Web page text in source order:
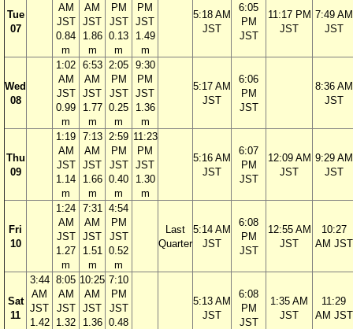
Tue
07
AM
JST
0.84
m
AM
JST
1.86
m
PM
JST
0.13
m
PM
JST
1.49
m
5:18 AM
JST
6:05
PM
JST
11:17 PM
JST
7:49 AM
JST
Wed
08
1:02
AM
JST
0.99
m
6:53
AM
JST
1.77
m
2:05
PM
JST
0.25
m
9:30
PM
JST
1.36
m
5:17 AM
JST
6:06
PM
JST
8:36 AM
JST
Thu
09
1:19
AM
JST
1.14
m
7:13
AM
JST
1.66
m
2:59
PM
JST
0.40
m
11:23
PM
JST
1.30
m
5:16 AM
JST
6:07
PM
JST
12:09 AM
JST
9:29 AM
JST
Fri
10
1:24
AM
JST
1.27
m
7:31
AM
JST
1.51
m
4:54
PM
JST
0.52
m
Last
Quarter
5:14 AM
JST
6:08
PM
JST
12:55 AM
JST
10:27
AM JST
Sat
11
3:44
AM
JST
1.42
8:05
AM
JST
1.32
10:25
AM
JST
1.36
7:10
PM
JST
0.48
5:13 AM
JST
6:08
PM
JST
1:35 AM
JST
11:29
AM JST